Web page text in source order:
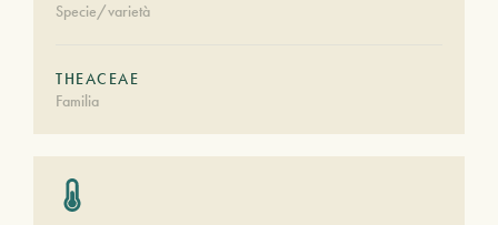
Specie/varietà
THEACEAE
Familia